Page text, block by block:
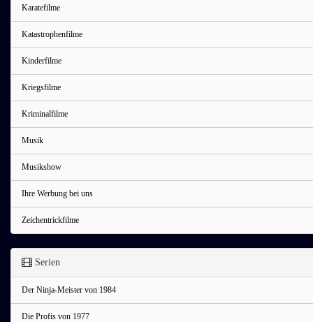
Karatefilme
Katastrophenfilme
Kinderfilme
Kriegsfilme
Kriminalfilme
Musik
Musikshow
Ihre Werbung bei uns
Zeichentrickfilme
Serien
Der Ninja-Meister von 1984
Die Profis von 1977